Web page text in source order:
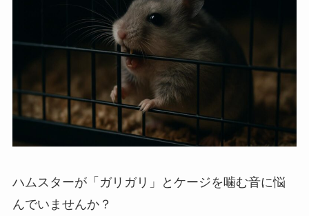
ハムスターが「ガリガリ」とケージを噛む音に悩
んでいませんか？